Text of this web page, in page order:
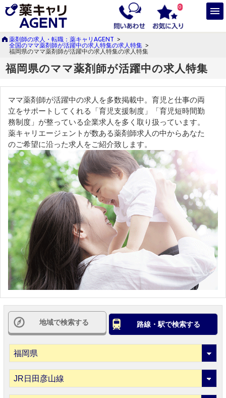
0
薬剤師の求人・転職：薬キャリAGENT >
全国のママ薬剤師が活躍中の求人特集の求人特集 >
福岡県のママ薬剤師が活躍中の求人特集の求人特集
福岡県のママ薬剤師が活躍中の求人特集
ママ薬剤師が活躍中の求人を多数掲載中。育児と仕事の両
立をサポートしてくれる「育児支援制度」「育児短時間勤
務制度」が整っている企業求人を多く取り扱っています。
薬キャリエージェントが数ある薬剤師求人の中からあなた
のご希望に沿った求人をご紹介致します。
地域で検索する 路線・駅で検索する